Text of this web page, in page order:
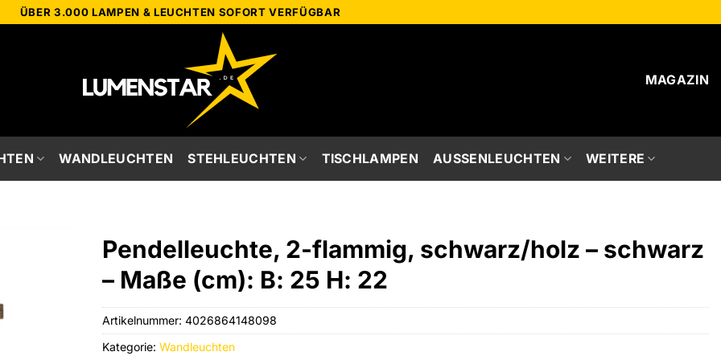
ÜBER 3.000 LAMPEN & LEUCHTEN SOFORT VERFÜGBAR
MAGAZIN
WANDLEUCHTEN STEHLEUCHTEN TISCHLAMPEN AUSSENLEUCHTEN WEITERE
Pendelleuchte, 2-flammig, schwarz/holz – schwarz
– Maße (cm): B: 25 H: 22
Artikelnummer: 4026864148098
Kategorie: Wandleuchten